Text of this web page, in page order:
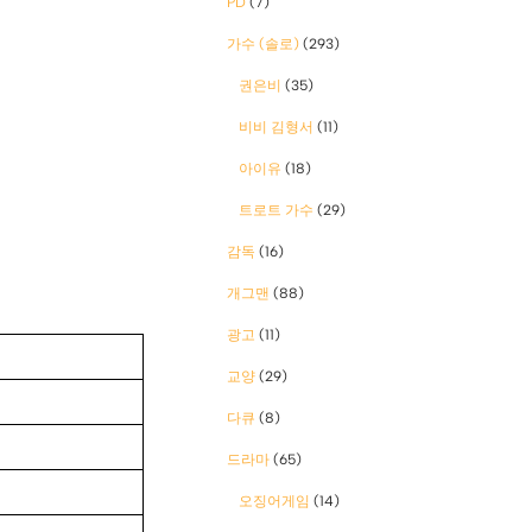
가수 (솔로) (293)
권은비 (35)
비비 김형서 (11)
아이유 (18)
트로트 가수 (29)
감독 (16)
개그맨 (88)
광고 (11)
교양 (29)
다큐 (8)
드라마 (65)
오징어게임 (14)